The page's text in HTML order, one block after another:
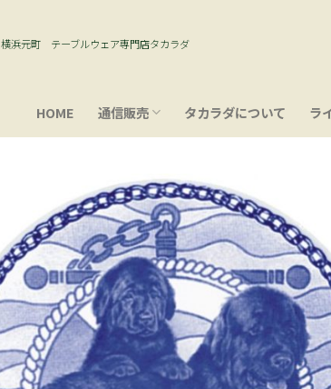
横浜元町 テーブルウェア専門店タカラダ
HOME 通信販売 タカラダについて ラ